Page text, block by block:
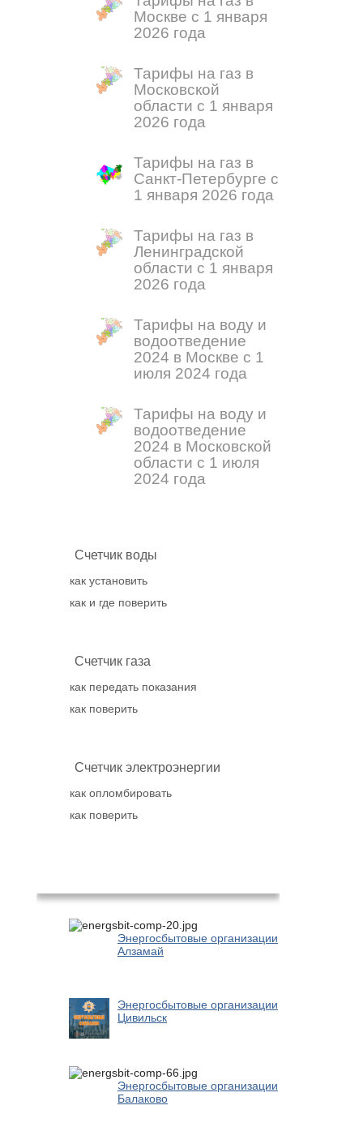
Москве с 1 января
2026 года
Тарифы на газ в
Московской
области с 1 января
2026 года
Тарифы на газ в
Санкт-Петербурге с
1 января 2026 года
Тарифы на газ в
Ленинградской
области с 1 января
2026 года
Тарифы на воду и
водоотведение
2024 в Москве с 1
июля 2024 года
Тарифы на воду и
водоотведение
2024 в Московской
области с 1 июля
2024 года
Счетчик воды
как установить
как и где поверить
Счетчик газа
как передать показания
как поверить
Счетчик электроэнергии
как опломбировать
как поверить
Энергосбытовые организации
Алзамай
Энергосбытовые организации
Цивильск
Энергосбытовые организации
Балаково